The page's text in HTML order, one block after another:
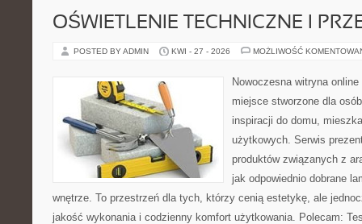
OŚWIETLENIE TECHNICZNE I
POSTED BY ADMIN KWI - 27 - 2026 MOŻLIWOŚĆ
Nowoczesna witryna
miejsce stworzone dla
inspiracji do domu,
użytkowych. Serwis
produktów związanych z
jak odpowiednio dobrane
wnętrze. To przestrzeń dla tych, którzy cenią estetykę, ale
jakość wykonania i codzienny komfort użytkowania. Polecam: